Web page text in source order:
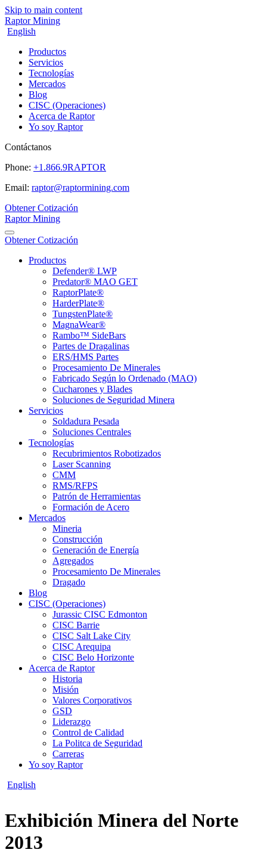
Skip to main content
Raptor Mining
English
Productos
Servicios
Tecnologías
Mercados
Blog
CISC (Operaciones)
Acerca de Raptor
Yo soy Raptor
Contáctanos
Phone: +1.866.9RAPTOR
Email: raptor@raptormining.com
Obtener Cotización
Raptor Mining
Obtener Cotización
Productos
Defender® LWP
Predator® MAO GET
RaptorPlate®
HarderPlate®
TungstenPlate®
MagnaWear®
Rambo™ SideBars
Partes de Dragalinas
ERS/HMS Partes
Procesamiento De Minerales
Fabricado Según lo Ordenado (MAO)
Cucharones y Blades
Soluciones de Seguridad Minera
Servicios
Soldadura Pesada
Soluciones Centrales
Tecnologías
Recubrimientos Robotizados
Laser Scanning
CMM
RMS/RFPS
Patrón de Herramientas
Formación de Acero
Mercados
Mineria
Construcción
Generación de Energía
Agregados
Procesamiento De Minerales
Dragado
Blog
CISC (Operaciones)
Jurassic CISC Edmonton
CISC Barrie
CISC Salt Lake City
CISC Arequipa
CISC Belo Horizonte
Acerca de Raptor
Historia
Misión
Valores Corporativos
GSD
Liderazgo
Control de Calidad
La Politca de Seguridad
Carreras
Yo soy Raptor
English
Exhibición Minera del Norte
2013